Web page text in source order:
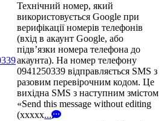
Технічний номер, який
використовується Google при
верифікації номерів телефонів
(вхід в акаунт Google, або
підв’язки номера телефона до
акаунта). На номер телефону
0941250339 відправляється SMS з
разовим перевірочним кодом. Це
вихідна SMS з наступним змістом
«Send this message without editing
(xxxxx...